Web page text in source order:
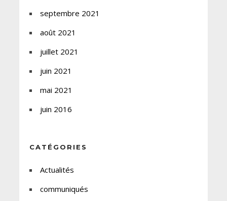
septembre 2021
août 2021
juillet 2021
juin 2021
mai 2021
juin 2016
CATÉGORIES
Actualités
communiqués